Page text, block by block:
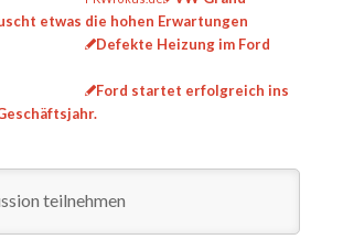
etwas die hohen Erwartungen
Defekte Heizung im Ford
Ford startet erfolgreich ins